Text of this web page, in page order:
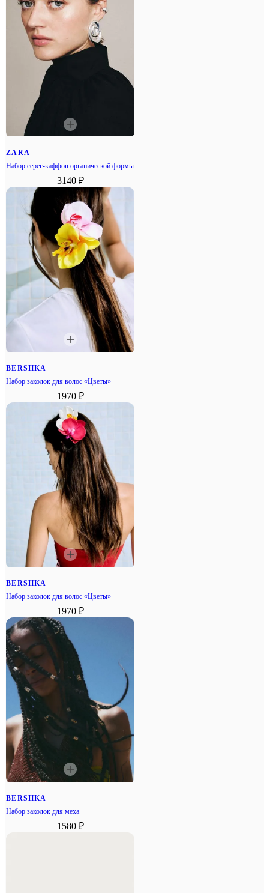
ZARA
Набор серег-каффов органической формы
3140 ₽
BERSHKA
Набор заколок для волос «Цветы»
1970 ₽
BERSHKA
Набор заколок для волос «Цветы»
1970 ₽
BERSHKA
Набор заколок для меха
1580 ₽